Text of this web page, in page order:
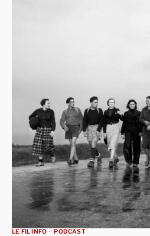
LE FIL INFO PODCAST